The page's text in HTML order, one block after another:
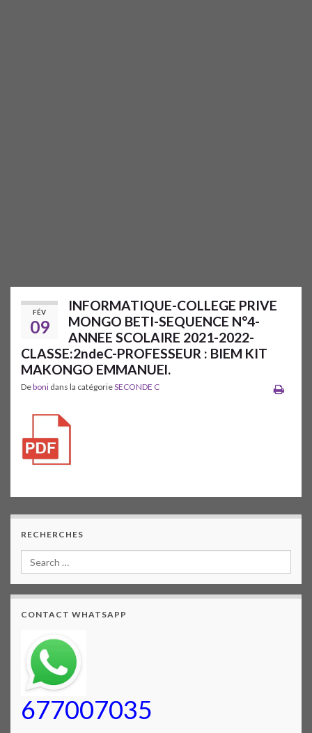
FÉV
09
INFORMATIQUE-COLLEGE PRIVE
MONGO BETI-SEQUENCE N°4-
ANNEE SCOLAIRE 2021-2022-
CLASSE:2ndeC-PROFESSEUR : BIEM KIT
MAKONGO EMMANUEl.
Deboni dans la catégorieSECONDE C
RECHERCHES
CONTACT WHATSAPP
677007035